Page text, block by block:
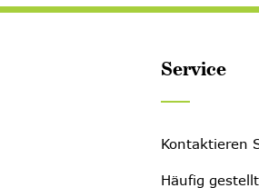
Service
Kontaktieren
Häufig